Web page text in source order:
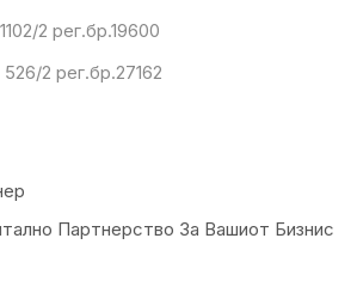
2 рег.бр.19600
2 рег.бр.27162
Партнерство За Вашиот Бизнис